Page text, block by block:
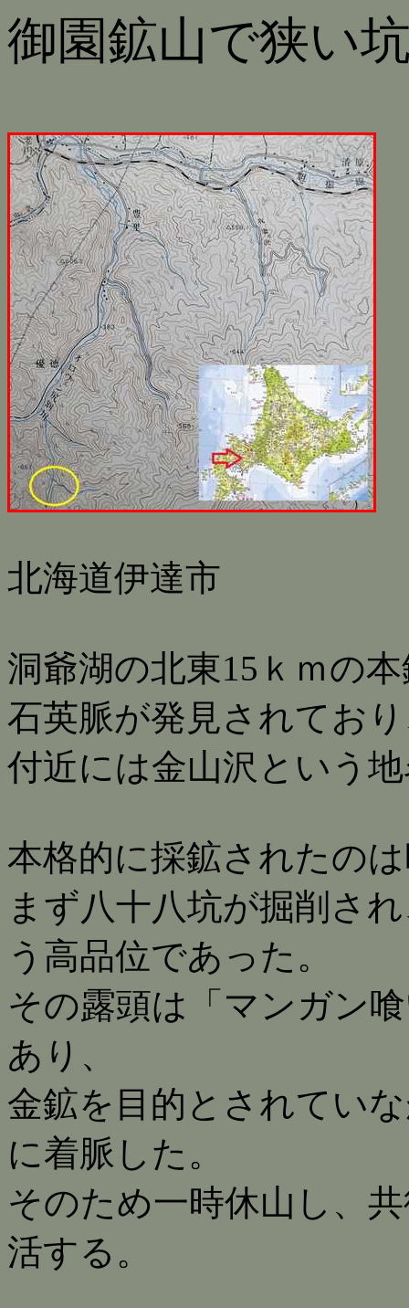
御園鉱山で狭い
北海道伊達市
洞爺湖の北東15ｋｍの
石英脈が発見されてお
付近には金山沢という
本格的に採鉱されたの
まず八十八坑が掘削さ
う高品位であった。
その露頭は「マンガン
あり、
金鉱を目的とされてい
に着脈した。
そのため一時休山し、
活する。